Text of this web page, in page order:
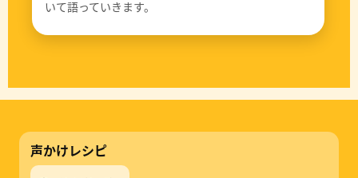
いて語っていきます。
声かけレシピ